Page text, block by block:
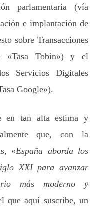
fracasos
anunciados.
parlamentaria (vía
e implantación de
sobre Transacciones
«Tasa Tobin») y el
Servicios Digitales
Google»).
en tan alta estima y
que, con la
«España aborda los
XXI para avanzar
más moderno y
que aquí suscribe, un